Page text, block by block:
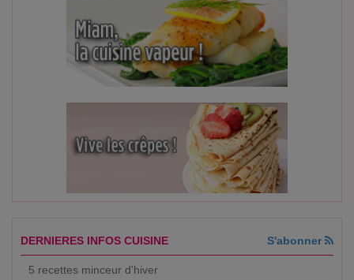
DERNIERES INFOS CUISINE S'abonner
5 recettes minceur d'hiver